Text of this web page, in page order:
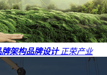
牌架构品牌设计 正荣产业